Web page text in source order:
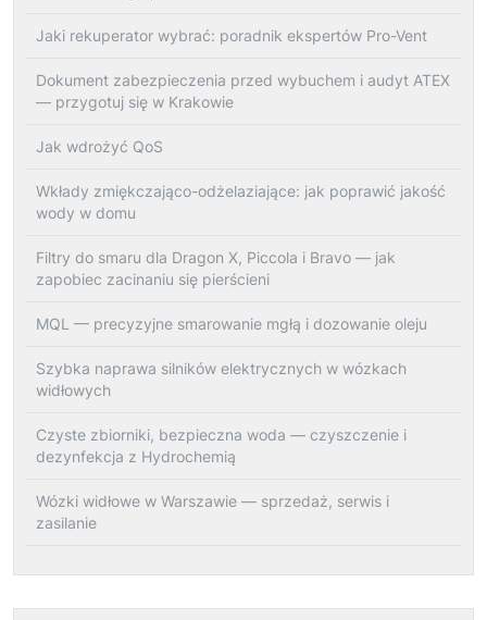
Jaki rekuperator wybrać: poradnik ekspertów Pro-Vent
Dokument zabezpieczenia przed wybuchem i audyt ATEX
— przygotuj się w Krakowie
Jak wdrożyć QoS
Wkłady zmiękczająco-odżelaziające: jak poprawić jakość
wody w domu
Filtry do smaru dla Dragon X, Piccola i Bravo — jak
zapobiec zacinaniu się pierścieni
MQL — precyzyjne smarowanie mgłą i dozowanie oleju
Szybka naprawa silników elektrycznych w wózkach
widłowych
Czyste zbiorniki, bezpieczna woda — czyszczenie i
dezynfekcja z Hydrochemią
Wózki widłowe w Warszawie — sprzedaż, serwis i
zasilanie